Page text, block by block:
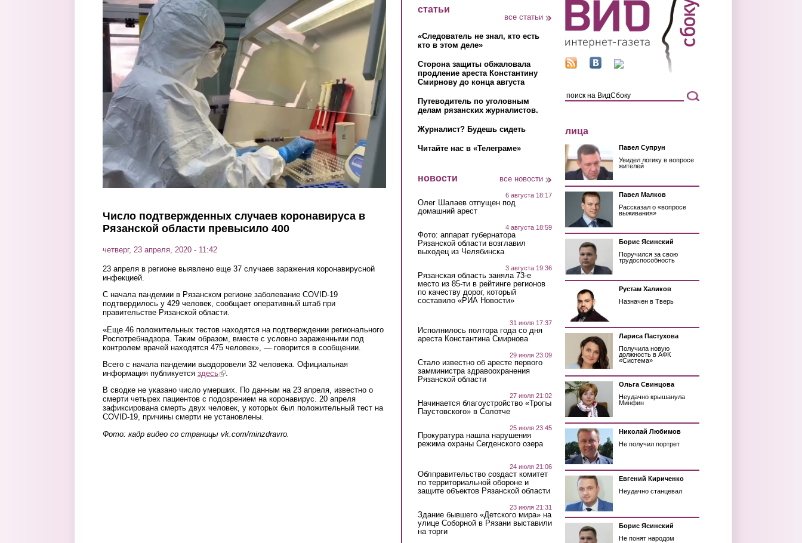
Перейти к основному содержанию
Число подтвержденных случаев коронавируса в
Рязанской области превысило 400
четверг, 23 апреля, 2020 - 11:42
23 апреля в регионе выявлено еще 37 случаев заражения коронавирусной
инфекцией.
С начала пандемии в Рязанском регионе заболевание COVID-19
подтвердилось у 429 человек, сообщает оперативный штаб при
правительстве Рязанской области.
«Еще 46 положительных тестов находятся на подтверждении регионального
Роспотребнадзора. Таким образом, вместе с условно зараженными под
контролем врачей находятся 475 человек», — говорится в сообщении.
Всего с начала пандемии выздоровели 32 человека. Официальная
информация публикуется здесь(link is external)
В сводке не указано число умерших. По данным на 23 апреля, известно о
смерти четырех пациентов с подозрением на коронавирус. 20 апреля
зафиксирована смерть двух человек, у которых был положительный тест на
COVID-19, причины смерти не установлены.
Фото: кадр видео со страницы vk.com/minzdravro.
статьи
все статьи
«Следователь не знал, кто есть
кто в этом деле»
Сторона защиты обжаловала
продление ареста Константину
Смирнову до конца августа
Путеводитель по уголовным
делам рязанских журналистов.
Журналист? Будешь сидеть
Читайте нас в «Телеграме»
новости все новости
6 августа 18:17
Олег Шалаев отпущен под
домашний арест
4 августа 18:59
Фото: аппарат губернатора
Рязанской области возглавил
выходец из Челябинска
3 августа 19:36
Рязанская область заняла 73-е
место из 85-ти в рейтинге регионов
по качеству дорог, который
составило «РИА Новости»
31 июля 17:37
Исполнилось полтора года со дня
ареста Константина Смирнова
29 июля 23:09
Стало известно об аресте первого
замминистра здравоохранения
Рязанской области
27 июля 21:02
Начинается благоустройство «Тропы
Паустовского» в Солотче
25 июля 23:45
Прокуратура нашла нарушения
режима охраны Сегденского озера
24 июля 21:06
Облправительство создаст комитет
по территориальной обороне и
защите объектов Рязанской области
23 июля 21:31
Здание бывшего «Детского мира» на
улице Соборной в Рязани выставили
на торги
лица
Павел Супрун
Увидел логику в вопросе
жителей
Павел Малков
Рассказал о «вопросе
выживания»
Борис Ясинский
Поручился за свою
трудоспособность
Рустам Халиков
Назначен в Тверь
Лариса Пастухова
Получила новую
должность в АФК
«Система»
Ольга Свинцова
Неудачно крышанула
Минфин
Николай Любимов
Не получил портрет
Евгений Кириченко
Неудачно станцевал
Борис Ясинский
Не понят народом